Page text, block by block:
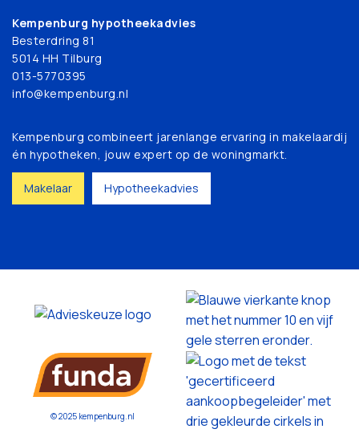
Kempenburg hypotheekadvies
Besterdring 81
5014 HH Tilburg
013-5770395
info@kempenburg.nl
Kempenburg combineert jarenlange ervaring in makelaardij
én hypotheken, jouw expert op de woningmarkt.
Makelaar Hypotheekadvies
© 2025 kempenburg.nl